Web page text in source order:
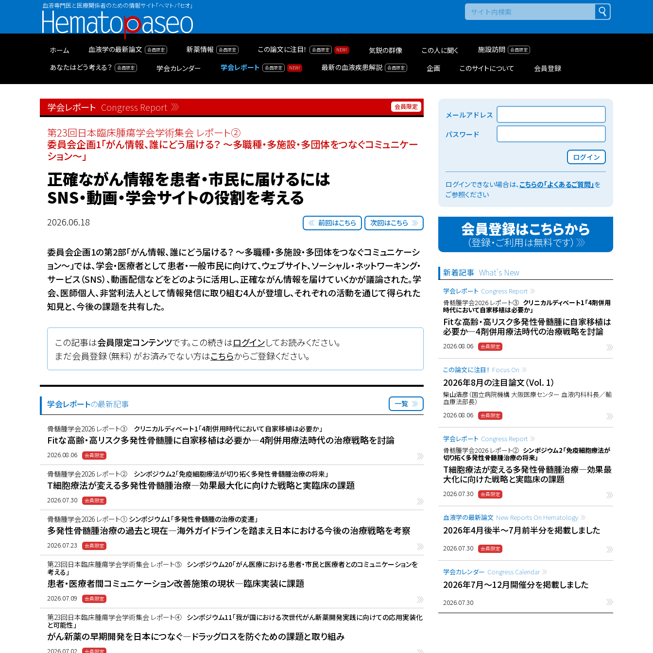
血液専門医と医療関係者のための情報サイト「ヘマトパセオ」
Hematopaseo
ホーム 血液学の最新論文 新薬情報 この論文に注目！ 気鋭の群像 この人に聞く
施設訪問
あなたはどう考える？
学会カレンダー 学会レポート 最新の血液疾患解説 企画 このサイトについて 会員登録
学会レポート Congress Report
第23回日本臨床腫瘍学会学術集会 レポート②
委員会企画1「がん情報、誰にどう届ける？ ～多職種・多施設・多団体をつなぐコミュニケー
ション～」
正確ながん情報を患者・市民に届けるには
SNS・動画・学会サイトの役割を考える
2026.06.18 次回はこちら
前回はこちら
委員会企画1の第2部「がん情報、誰にどう届ける？ ～多職種・多施設・多団体をつなぐコミュニケーシ
ョン～」では、学会・医療者として患者・一般市民に向けて、ウェブサイト、ソーシャル・ネットワーキング・
サービス（SNS）、動画配信などをどのように活用し、正確ながん情報を届けていくかが議論された。学
会、医師個人、非営利法人として情報発信に取り組む4人が登壇し、それぞれの活動を通じて得られた
知見と、今後の課題を共有した。
この記事は会員限定コンテンツです。この続きはログインしてお読みください。
まだ会員登録（無料）がお済みでない方はこちらからご登録ください。
学会レポートの最新記事 一覧
骨髄腫学会2026 レポート③ クリニカルディベート1「4剤併用時代において自家移植は必要か」
Fitな高齢・高リスク多発性骨髄腫に自家移植は必要か―4剤併用療法時代の治療戦略を討論
2026.08.06
骨髄腫学会2026 レポート② シンポジウム2「免疫細胞療法が切り拓く多発性骨髄腫治療の将来」
T細胞療法が変える多発性骨髄腫治療―効果最大化に向けた戦略と実臨床の課題
2026.07.30
骨髄腫学会2026 レポート① シンポジウム1「多発性骨髄腫の治療の変遷」
多発性骨髄腫治療の過去と現在―海外ガイドラインを踏まえ日本における今後の治療戦略を考察
2026.07.23
第23回日本臨床腫瘍学会学術集会 レポート⑤ シンポジウム20「がん医療における患者・市民と医療者とのコミュニケーションを
考える」
患者・医療者間コミュニケーション改善施策の現状―臨床実装に課題
2026.07.09
第23回日本臨床腫瘍学会学術集会 レポート④ シンポジウム11「我が国における次世代がん新薬開発実践に向けての応用実装化
と可能性」
がん新薬の早期開発を日本につなぐ―ドラッグロスを防ぐための課題と取り組み
2026.07.02
メールアドレス
パスワード
ログイン
ログインできない場合は、こちらの「よくあるご質問」を
ご参照ください
会員登録はこちらから
（登録・ご利用は無料です）
新着記事 What's New
学会レポート Congress Report
骨髄腫学会2026 レポート③ クリニカルディベート1「4剤併用
時代において自家移植は必要か」
Fitな高齢・高リスク多発性骨髄腫に自家移植は
必要か―4剤併用療法時代の治療戦略を討論
2026.08.06
この論文に注目！ Focus On
2026年8月の注目論文（Vol. 1）
柴山浩彦（国立病院機構 大阪医療センター 血液内科科長／輸
血療法部長）
2026.08.06
学会レポート Congress Report
骨髄腫学会2026 レポート② シンポジウム2「免疫細胞療法が
切り拓く多発性骨髄腫治療の将来」
T細胞療法が変える多発性骨髄腫治療―効果最
大化に向けた戦略と実臨床の課題
2026.07.30
血液学の最新論文 New Reports On Hematology
2026年4月後半〜7月前半分を掲載しました
2026.07.30
学会カレンダー Congress Calendar
2026年7月〜12月開催分を掲載しました
2026.07.30